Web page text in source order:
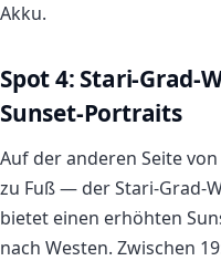
Akku.
Spot 4: Stari-Grad-
Sunset-Portraits
Auf der anderen Seite
zu Fuß — der Stari-Grad-
bietet einen erhöhten
nach Westen. Zwischen